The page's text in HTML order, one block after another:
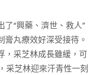
“興藥、濟世、救人”
丸療效好深受接待。
，采芝林成長雖緩，可
采芝林迎來汗青性一刻